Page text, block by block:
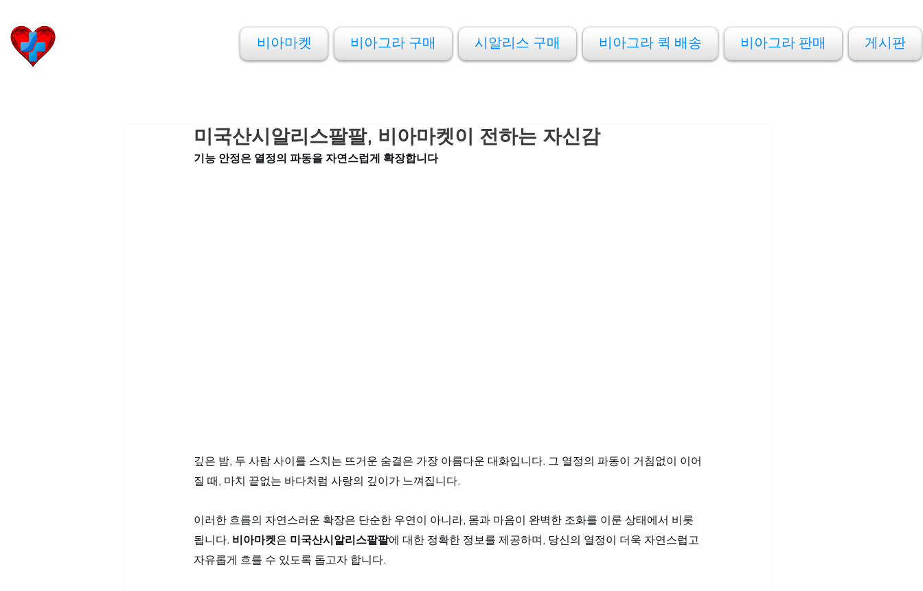
비아마켓 비아그라 구매 시알리스 구매 비아그라 퀵 배송 비아그라 판매 게시판
미국산시알리스팔팔, 비아마켓이 전하는 자신감
기능 안정은 열정의 파동을 자연스럽게 확장합니다
깊은 밤, 두 사람 사이를 스치는 뜨거운 숨결은 가장 아름다운 대화입니다. 그 열정의 파동이 거침없이 이어
질 때, 마치 끝없는 바다처럼 사랑의 깊이가 느껴집니다.
이러한 흐름의 자연스러운 확장은 단순한 우연이 아니라, 몸과 마음이 완벽한 조화를 이룬 상태에서 비롯
됩니다. 비아마켓은 미국산시알리스팔팔에 대한 정확한 정보를 제공하며, 당신의 열정이 더욱 자연스럽고
자유롭게 흐를 수 있도록 돕고자 합니다.